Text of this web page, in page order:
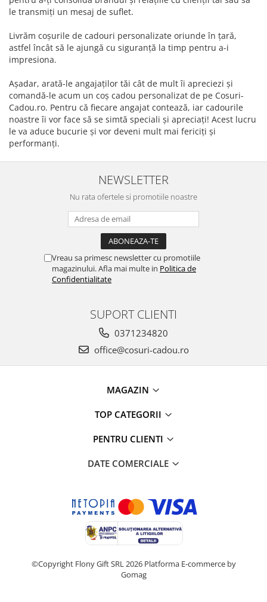
le transmiți un mesaj de suflet.
Livrăm coșurile de cadouri personalizate oriunde în țară,
astfel încât să le ajungă cu siguranță la timp pentru a-i
impresiona.
Așadar, arată-le angajaților tăi cât de mult îi apreciezi și
comandă-le acum un coș cadou personalizat de pe Cosuri-
Cadou.ro. Pentru că fiecare angajat contează, iar cadourile
noastre îi vor face să se simtă speciali și apreciați! Acest lucru
le va aduce bucurie și vor deveni mult mai fericiți și
performanți.
NEWSLETTER
Nu rata ofertele si promotiile noastre
Vreau sa primesc newsletter cu promotiile
magazinului. Afla mai multe in Politica de
Confidentialitate
SUPORT CLIENTI
0371234820
office@cosuri-cadou.ro
MAGAZIN
TOP CATEGORII
PENTRU CLIENTI
DATE COMERCIALE
©Copyright Flony Gift SRL 2026 Platforma E-commerce by
Gomag